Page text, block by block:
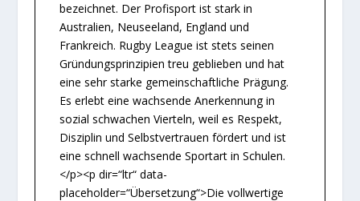
bezeichnet. Der Profisport ist stark in
Australien, Neuseeland, England und
Frankreich. Rugby League ist stets seinen
Gründungsprinzipien treu geblieben und hat
eine sehr starke gemeinschaftliche Prägung.
Es erlebt eine wachsende Anerkennung in
sozial schwachen Vierteln, weil es Respekt,
Disziplin und Selbstvertrauen fördert und ist
eine schnell wachsende Sportart in Schulen.
</p><p dir=“ltr“ data-
placeholder=“Übersetzung“>Die vollwertige